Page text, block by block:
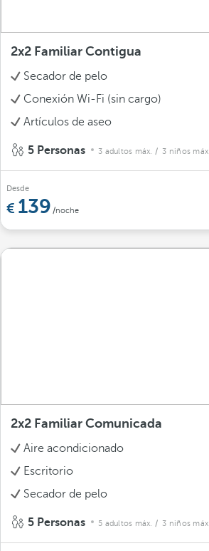
2x2 Familiar Contigua
Secador de pelo
Conexión Wi-Fi (sin cargo)
Artículos de aseo
5 Personas 3 adultos máx. / 3 niños máx.
Desde
139 /noche
2x2 Familiar Comunicada
Aire acondicionado
Escritorio
Secador de pelo
5 Personas 5 adultos máx. / 3 niños máx.